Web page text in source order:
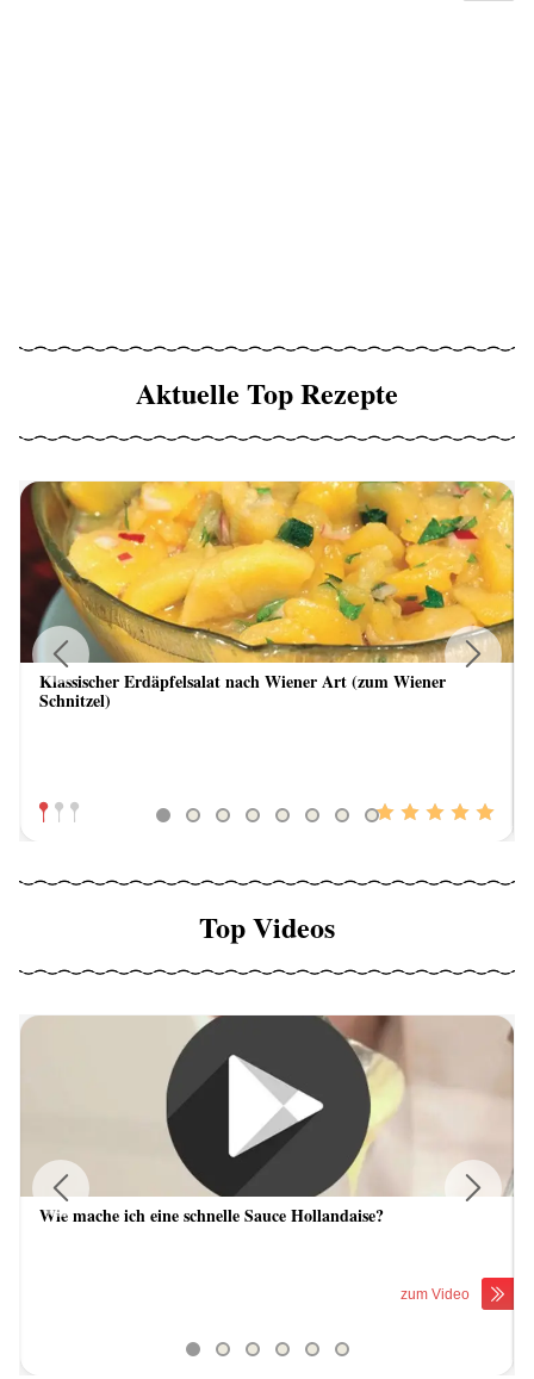
Aktuelle Top Rezepte
Klassischer Erdäpfelsalat nach Wiener Art (zum Wiener
Schnitzel)
Previous
Top Videos
Wie mache ich eine schnelle Sauce Hollandaise?
zum Video
Previous